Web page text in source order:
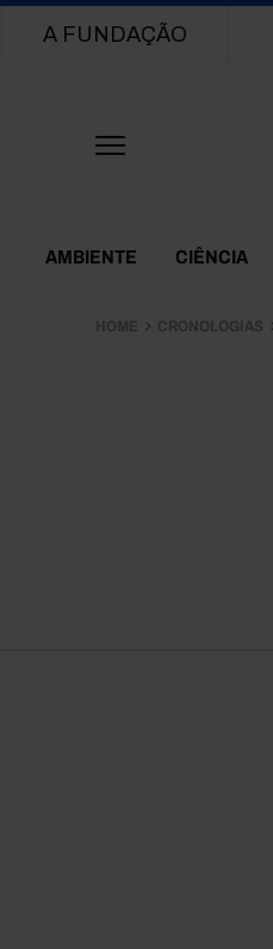
Main navigation
A FUNDAÇÃO
Themes Menu
AMBIENTE CIÊNCIA
HOME CRONOLOGIAS